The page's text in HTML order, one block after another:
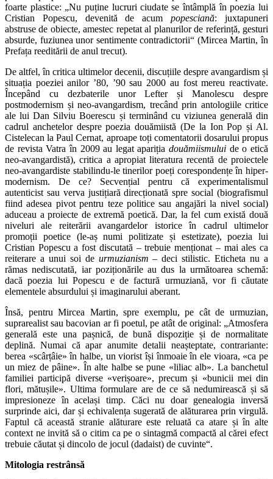
foarte plastice: „Nu puține lucruri ciudate se întâmplă în poezia lui
Cristian Popescu, devenită de acumpopesciană: juxtapuneri
abstruse de obiecte, amestec repetat al planurilor de referință, gesturi
absurde, fuziunea unor sentimente contradictorii“ (Mircea Martin, în
Prefața reeditării de anul trecut).
De altfel, în critica ultimelor decenii, discuțiile despre avangardism și
situația poeziei anilor ’80, ’90 sau 2000 au fost mereu reactivate.
Începând cu dezbaterile unor Lefter și Manolescu despre
postmodernism și neo-avangardism, trecând prin antologiile critice
ale lui Dan Silviu Boerescu și terminând cu viziunea generală din
cadrul anchetelor despre poezia douămiistă (De la Ion Pop și Al.
Cistelecan la Paul Cernat, aproape toți comentatorii dosarului propus
de revista Vatra în 2009 au legat aparițiadouămiismului de o etică
neo-avangardistă), critica a apropiat literatura recentă de proiectele
neo-avangardiste stabilindu-le tinerilor poeți corespondențe în hiper-
modernism. De ce? Secvențial pentru că experimentalismul
autenticist sau verva justițiară direcționată spre social (biografismul
fiind adesea pivot pentru teze politice sau angajări la nivel social)
aduceau a proiecte de extremă poetică. Dar, la fel cum există două
niveluri ale reiterării avangardelor istorice în cadrul ultimelor
promoții poetice (le-aș numi politizate și estetizate), poezia lui
Cristian Popescu a fost discutată – trebuie menționat – mai ales ca
reiterare a unui soi de urmuzianism – deci stilistic. Eticheta nu a
rămas nediscutată, iar poziționările au dus la următoarea schemă:
dacă poezia lui Popescu e de factură urmuziană, vor fi căutate
elementele absurdului și imaginarului aberant.
Însă, pentru Mircea Martin, spre exemplu, pe cât de urmuzian,
suprarealist sau bacovian ar fi poetul, pe atât de original: „Atmosfera
generală este una pașnică, de bună dispoziție și de normalitate
deplină. Numai că apar anumite detalii neașteptate, contrariante:
berea «scârțâie» în halbe, un viorist își înmoaie în ele vioara, «ca pe
un miez de pâine». În alte halbe se pune «liliac alb». La banchetul
familiei participă diverse «verișoare», precum și «bunicii mei din
flori, mătușile». Ultima formulare are de ce să nedumirească și să
impresioneze în același timp. Căci nu doar genealogia inversă
surprinde aici, dar și echivalența sugerată de alăturarea prin virgulă.
Faptul că această stranie alăturare este reluată ca atare și în alte
context ne invită să o citim ca pe o sintagmă compactă al cărei efect
trebuie căutat și dincolo de jocul (dadaist) de cuvinte“.
Mitologia restrânsă